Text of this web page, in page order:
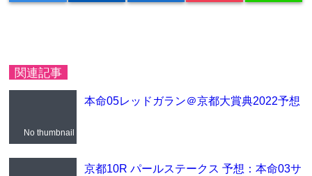
関連記事
No thumbnail
本命05レッドガラン＠京都大賞典2022予想
京都10R パールステークス 予想：本命03サ